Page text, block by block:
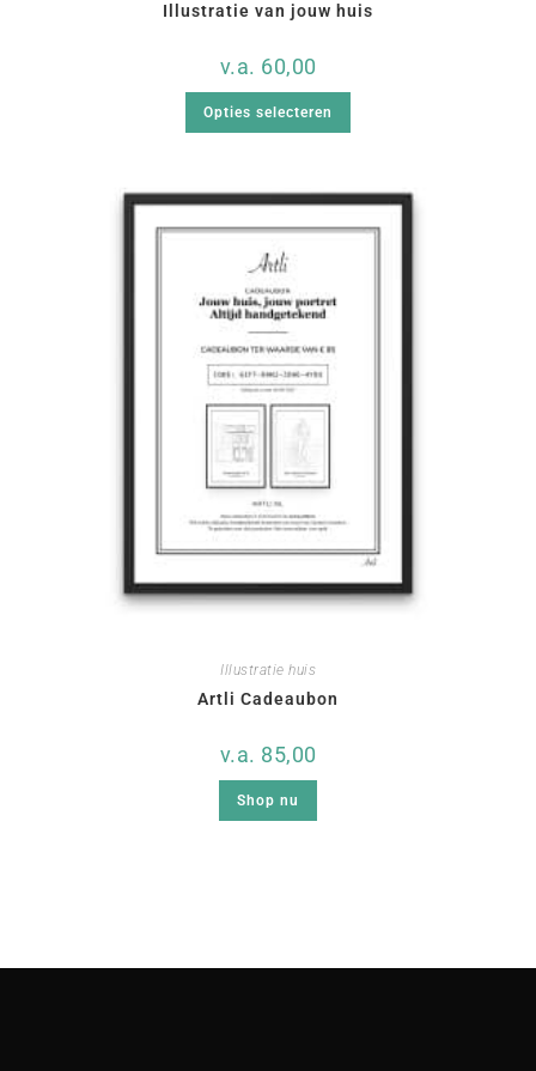
Illustratie van jouw huis
v.a. 60,00
Opties selecteren
Illustratie huis
Artli Cadeaubon
v.a. 85,00
Shop nu